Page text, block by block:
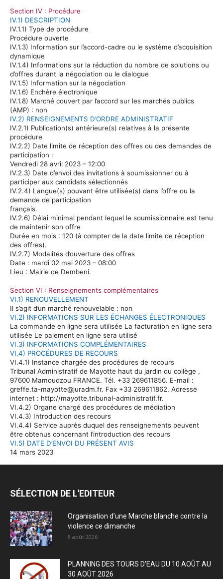
Section IV : Procédure
IV.1) DESCRIPTION
IV.1.1) Type de procédure
Procédure ouverte
IV.1.3) Information sur l’accord-cadre ou le système d’acquisition
dynamique
IV.1.4) Informations sur la réduction du nombre de solutions ou
d’offres durant la négociation ou le dialogue
IV.1.5) Information sur la négociation
IV.1.6) Enchère électronique
IV.1.8) Marché couvert par l’accord sur les marchés publics
(AMP) : non
IV.2) RENSEIGNEMENTS D’ORDRE ADMINISTRATIF
IV.2.1) Publication(s) antérieure(s) relatives à la présente
procédure
IV.2.2) Date limite de réception des offres ou des demandes de
participation :
Vendredi 28 avril 2023 – 12:00
IV.2.3) Date d’envoi des invitations à soumissionner ou à
participer aux candidats sélectionnés
IV.2.4) Langue(s) pouvant être utilisée(s) dans l’offre ou la
demande de participation
français.
IV.2.6) Délai minimal pendant lequel le soumissionnaire est tenu
de maintenir son offre
Durée en mois : 120 (à compter de la date limite de réception
des offres).
IV.2.7) Modalités d’ouverture des offres
Date : mardi 02 mai 2023 – 08:00
Lieu : Mairie de Dembeni.
Section VI : Renseignements complémentaires
VI.1) RENOUVELLEMENT
Il s’agit d’un marché renouvelable : non
VI.2) INFORMATIONS SUR LES ÉCHANGES ÉLECTRONIQUES
La commande en ligne sera utilisée La facturation en ligne sera
utilisée Le paiement en ligne sera utilisé
VI.3) INFORMATIONS COMPLÉMENTAIRES
VI.4) PROCÉDURES DE RECOURS
VI.4.1) Instance chargée des procédures de recours
Tribunal Administratif de Mayotte haut du jardin du collège ,
97600 Mamoudzou FRANCE. Tél. +33 269611856. E-mail :
greffe.ta-mayotte@juradm.fr. Fax +33 269611862. Adresse
internet : http://mayotte.tribunal-administratif.fr.
VI.4.2) Organe chargé des procédures de médiation
VI.4.3) Introduction des recours
VI.4.4) Service auprès duquel des renseignements peuvent
être obtenus concernant l’introduction des recours
VI.5) DATE D’ENVOI DU PRÉSENT AVIS
14 mars 2023
SÉLECTION DE L'EDITEUR
Organisation d’une Marche blanche contre la
violence ce dimanche
8 août 2026
PLANNING DES TOURS D’EAU DU 10 AOÛT AU
30 AOÛT 2026